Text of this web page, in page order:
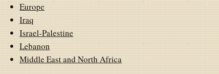
Europe
Iraq
Israel-Palestine
Lebanon
Middle East and North Africa